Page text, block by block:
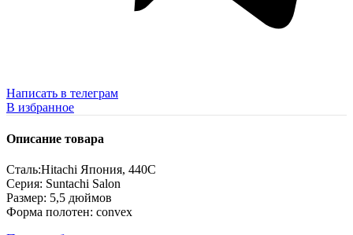
Написать в телеграм
В избранное
Описание товара
Сталь:Hitachi Япония, 440C
Серия: Suntachi Salon
Размер: 5,5 дюймов
Форма полотен: convex